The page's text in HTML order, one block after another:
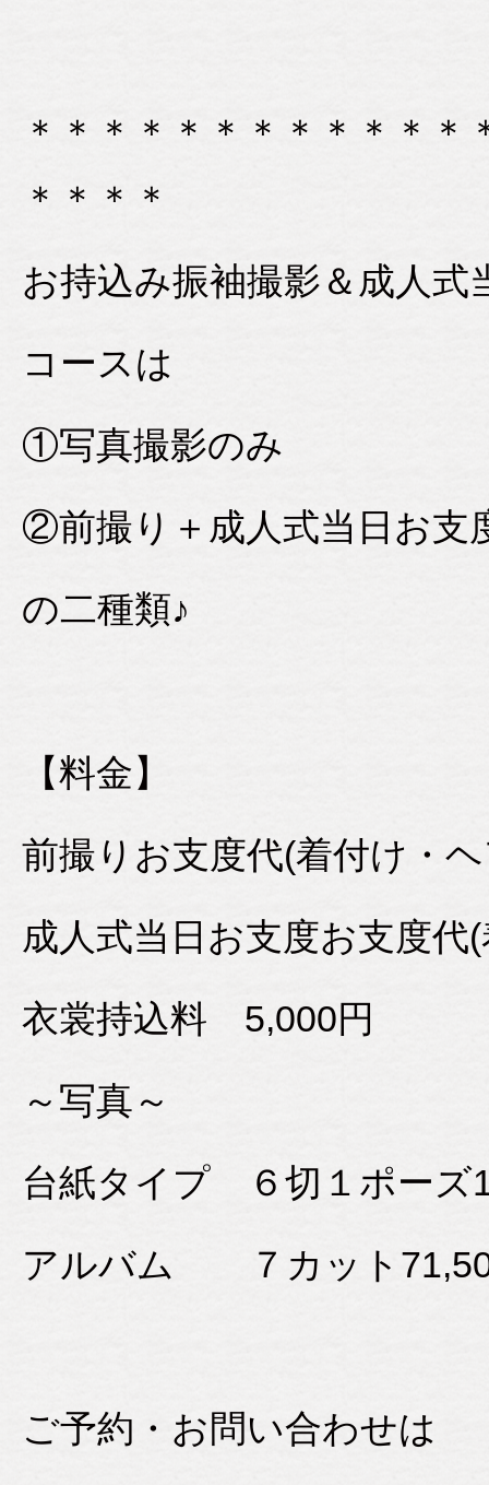
＊＊＊＊＊＊＊＊＊＊＊
＊＊＊＊
お持込み振袖撮影＆成人式
コースは
①写真撮影のみ
②前撮り＋成人式当日お支
の二種類♪
【料金】
前撮りお支度代(着付け
成人式当日お支度お支度
衣裳持込料 5,000円
～写真～
台紙タイプ ６切１ポーズ
アルバム ７カット
ご予約・お問い合わせは